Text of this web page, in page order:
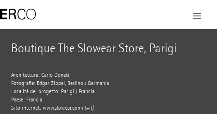
Boutique The Slowear Store, Parigi
Architettura: Carlo Donati
Fotografie: Edgar Zippel, Berlino / Germania
Località del progetto: Parigi / Francia
Paese: Francia
Sito internet: www.slowear.com/it-it/